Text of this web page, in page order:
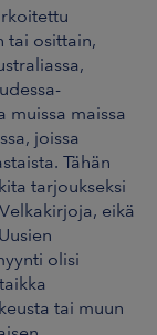
tai osittain,
muissa maissa
joissa
Tähän
tarjoukseksi
eikä
olisi
tai muun